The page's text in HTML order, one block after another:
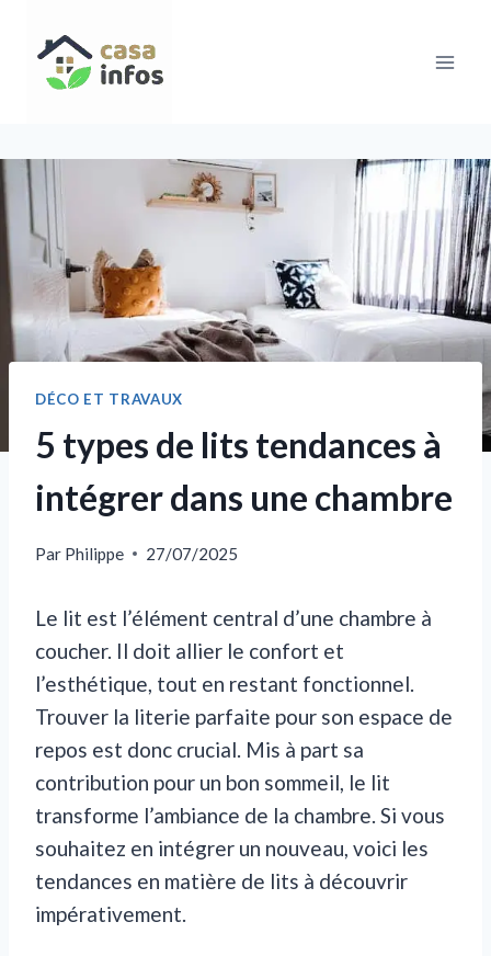
contenu
DÉCO ET TRAVAUX
5 types de lits tendances à
intégrer dans une chambre
Par Philippe 27/07/2025
Le lit est l’élément central d’une chambre à
coucher. Il doit allier le confort et
l’esthétique, tout en restant fonctionnel.
Trouver la literie parfaite pour son espace de
repos est donc crucial. Mis à part sa
contribution pour un bon sommeil, le lit
transforme l’ambiance de la chambre. Si vous
souhaitez en intégrer un nouveau, voici les
tendances en matière de lits à découvrir
impérativement.